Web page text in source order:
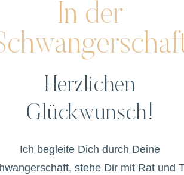
In der
Herzlichen
Glückwunsch!
Ich begleite Dich durch Deine
stehe Dir mit Rat und